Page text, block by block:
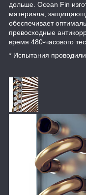
дольше. Ocean Fin
материала,
обеспечивает
превосходные
время 480-часового
* Испытания